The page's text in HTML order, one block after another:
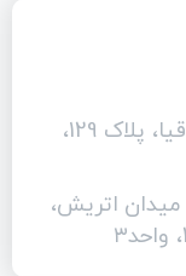
تهران، شهرک گلستان، خیابان اقاقیا، پلاک 129،
اتریش،